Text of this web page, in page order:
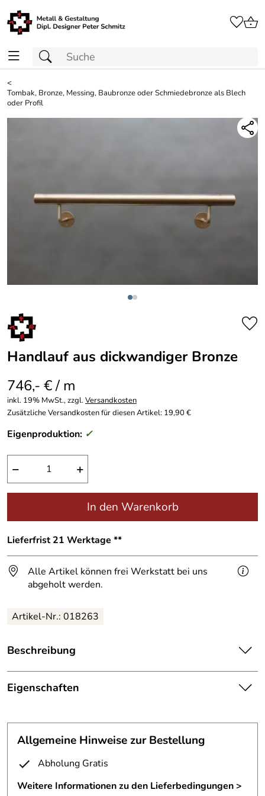
<
Tombak, Bronze, Messing, Baubronze oder Schmiedebronze als Blech
oder Profil
Handlauf aus dickwandiger Bronze
746,- € / m
inkl. 19% MwSt., zzgl.Versandkosten
Zusätzliche Versandkosten für diesen Artikel: 19,90 €
Eigenproduktion: ✓
− +
In den Warenkorb
Lieferfrist 21 Werktage **
Alle Artikel können frei Werkstatt bei uns
abgeholt werden.
Artikel-Nr.: 018263
Beschreibung
Handlauf aus Bronze
Schöner Handlauf für einen Hauseingang.
feingeschliffen.
Eigenschaften
Befestigung:
Handlaufstützen aus D=12mm
Bronze-rund
Befestigungsm
aterial:
wird mitgeliefert
Allgemeine Hinweise zur Bestellung
Abholung Gratis
Weitere Informationen zu den Lieferbedingungen >